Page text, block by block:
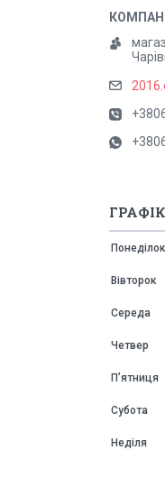
Понеділок
Вівторок
Середа
Четвер
Пʼятниця
Субота
Неділя